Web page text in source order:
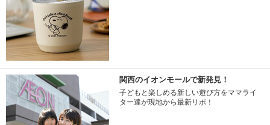
関西のイオンモールで新発見！
子どもと楽しめる新しい遊び方をママライ
ター達が現地から最新リポ！